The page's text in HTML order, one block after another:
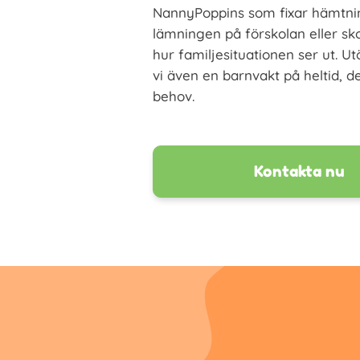
NannyPoppins som fixar
lämningen på förskolan eller
hur familjesituationen ser ut.
vi även en barnvakt på heltid,
behov.
Kontakta nu